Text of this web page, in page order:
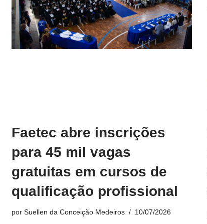
Faetec abre inscrições
para 45 mil vagas
gratuitas em cursos de
qualificação profissional
por Suellen da Conceição Medeiros 10/07/2026